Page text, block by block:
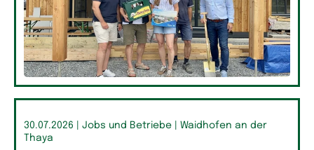
30.07.2026 | Jobs und Betriebe
| Waidhofen an der
Thaya